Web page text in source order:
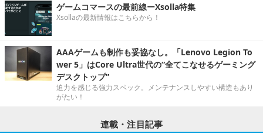
ゲームコマースの最前線ーXsolla特集
Xsollaの最新情報はこちらから！
AAAゲームも制作も妥協なし。「Lenovo Legion To
wer 5」はCore Ultra世代の“全てこなせるゲーミング
デスクトップ”
迫力を感じる強力スペック。メンテナンスしやすい構造もあり
がたい！
連載・注目記事